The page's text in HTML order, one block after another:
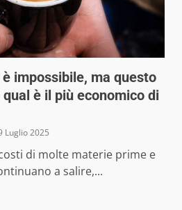
impossibile, ma questo
è il più economico di
Luglio 2025
di molte materie prime e
a salire,...